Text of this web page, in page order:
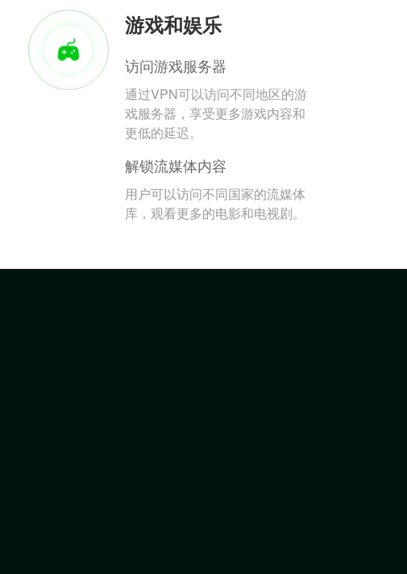
游戏和娱乐
访问游戏服务器
通过VPN可以访问不同地区的游
戏服务器，享受更多游戏内容和
更低的延迟。
解锁流媒体内容
用户可以访问不同国家的流媒体
库，观看更多的电影和电视剧。